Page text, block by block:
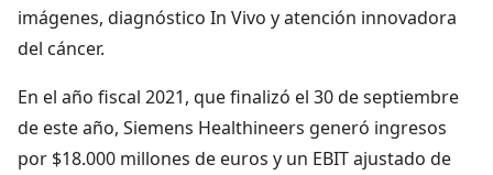
imágenes, diagnóstico In Vivo y atención innovadora
del cáncer.
En el año fiscal 2021, que finalizó el 30 de septiembre
de este año, Siemens Healthineers generó ingresos
por $18.000 millones de euros y un EBIT ajustado de